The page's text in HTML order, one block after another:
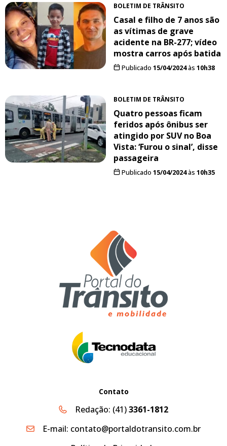
BOLETIM DE TRÂNSITO
Casal e filho de 7 anos são
as vítimas de grave
acidente na BR-277; vídeo
mostra carros após batida
Publicado 15/04/2024às 10h38
BOLETIM DE TRÂNSITO
Quatro pessoas ficam
feridos após ônibus ser
atingido por SUV no Boa
Vista: ‘Furou o sinal’, disse
passageira
Publicado 15/04/2024às 10h35
Contato
Redação: (41)3361-1812
E-mail: contato@portaldotransito.com.br